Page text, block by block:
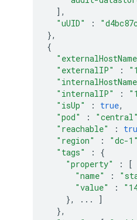
],
"uUID"
:
},
{
"externalIP"
:
"internalIP"
:
"isUp"
: true,
"pod"
: "central"
"reachable"
:
"region"
: "dc-1"
"tags"
:
{
"property"
: [
"name"
:
"value"
:
},
...
]
},